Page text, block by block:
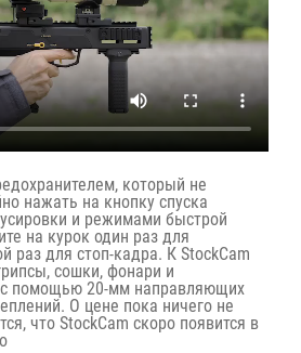
который не
нажать на кнопку спуска
и режимами быстрой
на курок один раз для
раз для стоп-кадра. К StockCam
сошки, фонари и
с помощью 20-мм направляющих
О цене пока ничего не
что StockCam скоро появится в